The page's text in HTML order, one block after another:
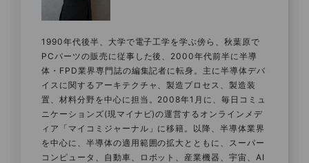
1990年代後半、大学で電子工学を学ぶ傍ら、秋葉原で
PCパーツの販売に従事した後、2000年代前半に半導
体・FPD業界専門誌の編集記者に転身。主に半導体デバ
イスに関するアーキテクチャ、製造プロセス、製造装
置、材料分野を中心に担当。2008年1月に、毎日コミュ
ニケーションズ(現マイナビ)の運営するオンラインメデ
ィア「マイコミジャーナル」に移籍。以降、半導体業界
を中心に、半導体の適用範囲の拡大とともに、スーパー
コンピュータ、自動車、ロボット、産業機器、宇宙、AI